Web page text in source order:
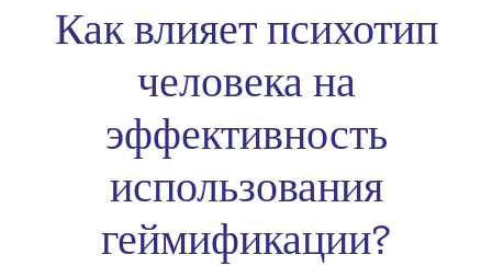
Как влияет психотип
человека на
эффективность
использования
геймификации?